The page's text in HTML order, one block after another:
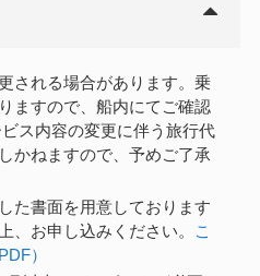
される場合があります。乗
ますので、船内にてご確認
ス内容の変更に伴う旅行代
かねますので、予めご了承
た書面を用意しております
、お申し込みください。
こ
）